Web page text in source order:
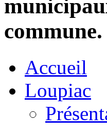
commune.
Accueil
Loupiac